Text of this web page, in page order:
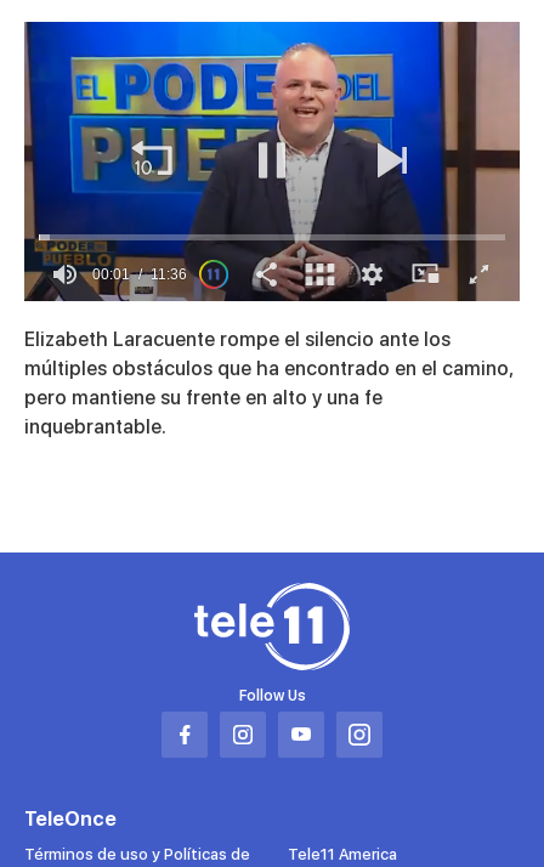
seconds
of
11
36
seconds
00:01 11:36
Elizabeth Laracuente rompe el silencio ante los
múltiples obstáculos que ha encontrado en el camino,
pero mantiene su frente en alto y una fe
inquebrantable.
Follow Us
Abrir
pestaña
Abrir
pestaña
Abrir
pestaña
Abrir
pestaña
TeleOnce
Términos de uso y Políticas de
Tele11 America